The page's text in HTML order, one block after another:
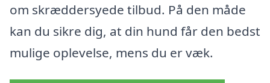
om skræddersyede tilbud. På den måde
kan du sikre dig, at din hund får den bedst
mulige oplevelse, mens du er væk.